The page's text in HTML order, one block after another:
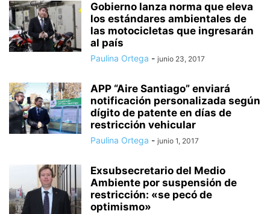
Gobierno lanza norma que eleva
los estándares ambientales de
las motocicletas que ingresarán
al país
Paulina Ortega - junio 23, 2017
APP “Aire Santiago” enviará
notificación personalizada según
dígito de patente en días de
restricción vehicular
Paulina Ortega - junio 1, 2017
Exsubsecretario del Medio
Ambiente por suspensión de
restricción: «se pecó de
optimismo»